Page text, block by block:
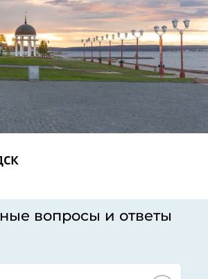
вопросы и ответы